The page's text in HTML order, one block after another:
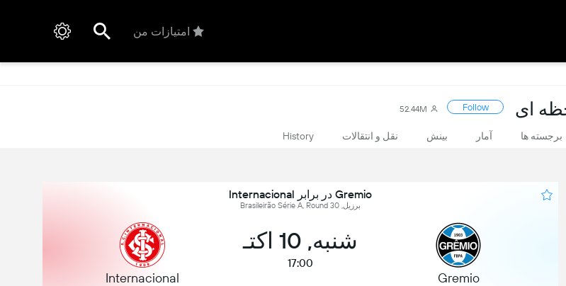
امتیازات من
Follow
52.44M
برجسته ها آمار بینش نقل و انتقالات History
Gremio در برابر Internacional
برزیل, Brasileirão Série A, Round 30
Gremio
شنبه, 10 اکتـ
17:00
Internacional